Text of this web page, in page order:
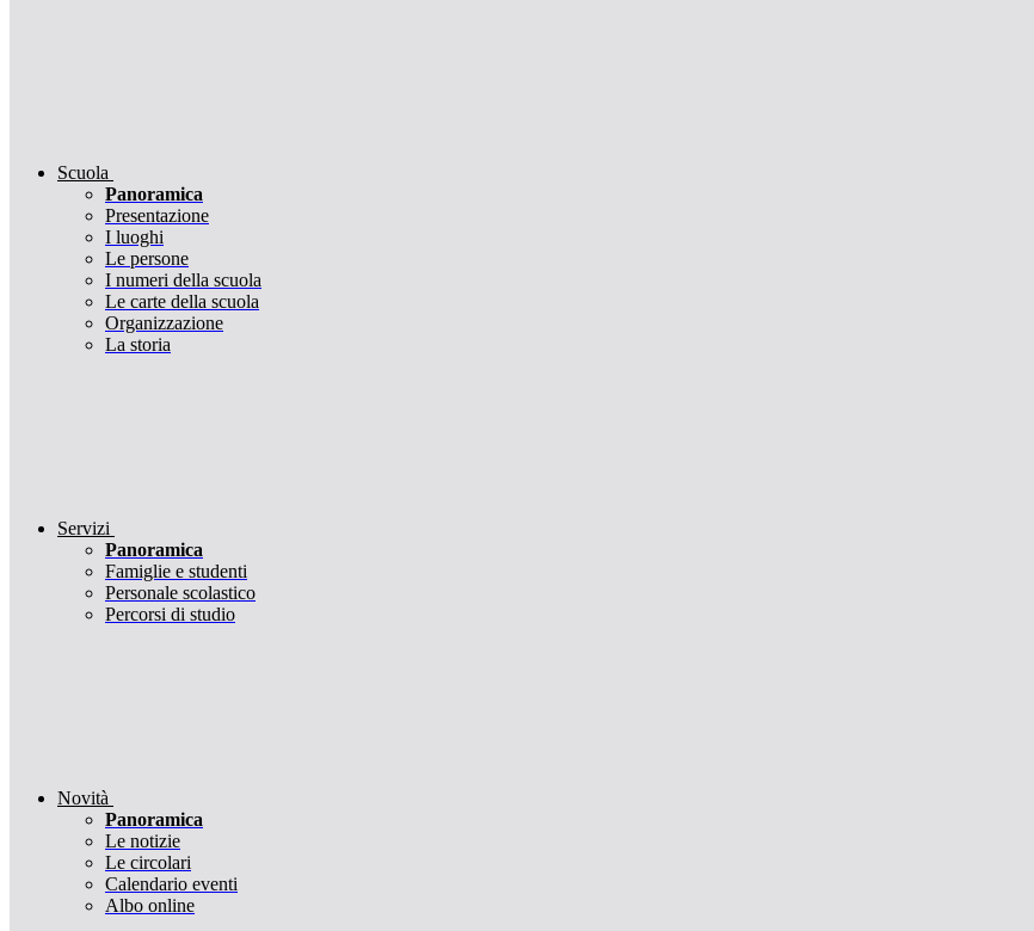
Scuola
Panoramica
Presentazione
I luoghi
Le persone
I numeri della scuola
Le carte della scuola
Organizzazione
La storia
Servizi
Panoramica
Famiglie e studenti
Personale scolastico
Percorsi di studio
Novità
Panoramica
Le notizie
Le circolari
Calendario eventi
Albo online